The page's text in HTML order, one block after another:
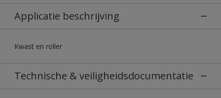
Applicatie beschrijving
Kwast en roller
Technische & veiligheidsdocumentatie